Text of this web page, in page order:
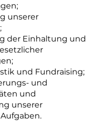
unserer
der Einhaltung und
und Fundraising;
und
und
unserer